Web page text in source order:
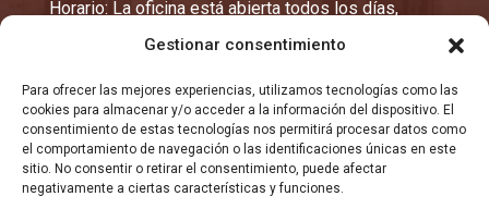
Gestionar consentimiento
Para ofrecer las mejores experiencias, utilizamos tecnologías como las
cookies para almacenar y/o acceder a la información del dispositivo. El
consentimiento de estas tecnologías nos permitirá procesar datos como
el comportamiento de navegación o las identificaciones únicas en este
sitio. No consentir o retirar el consentimiento, puede afectar
negativamente a ciertas características y funciones.
Horario: La oficina está abierta todos los días,
excepto los lunes y martes, de 10:00 a 14:00 y de
EMAIL
registro@burgosma.es